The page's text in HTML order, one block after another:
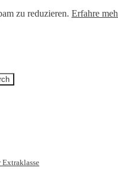
zu reduzieren. Erfahre